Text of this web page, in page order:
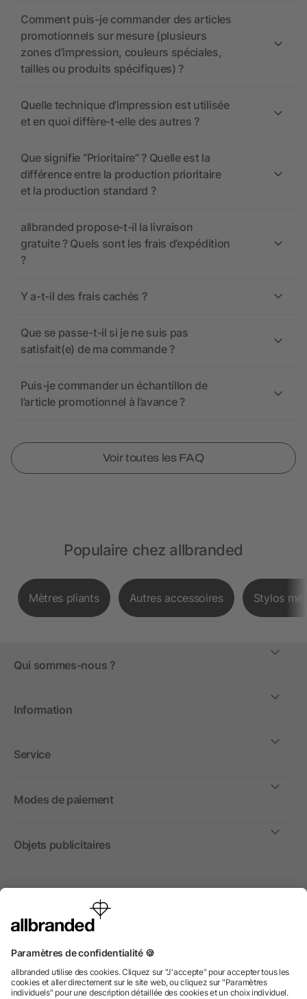
Comment puis-je commander des articles
promotionnels sur mesure (plusieurs
zones d’impression, couleurs spéciales,
tailles ou produits spécifiques) ?
Quelle technique d’impression est utilisée
et en quoi diffère-t-elle des autres ?
Que signifie “Prioritaire” ? Quelle est la
différence entre la production prioritaire
et la production standard ?
allbranded propose-t-il la livraison
gratuite ? Quels sont les frais d’expédition
?
Y a-t-il des frais cachés ?
Que se passe-t-il si je ne suis pas
satisfait(e) de ma commande ?
Puis-je commander un échantillon de
l’article promotionnel à l’avance ?
Voir toutes les FAQ
Populaire chez allbranded
Mètres pliants Autres accessoires Stylos
Qui sommes-nous ?
Information
Service
Modes de paiement
Objets publicitaires
International